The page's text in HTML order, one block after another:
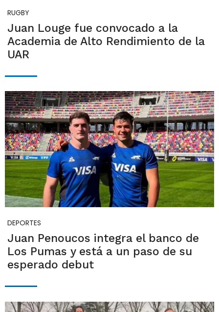
RUGBY
Juan Louge fue convocado a la
Academia de Alto Rendimiento de la
UAR
DEPORTES
Juan Penoucos integra el banco de
Los Pumas y está a un paso de su
esperado debut